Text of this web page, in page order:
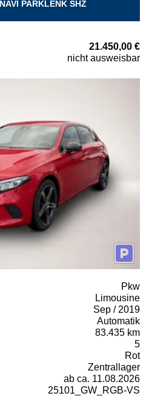
PARKLENK SHZ
21.450,00 €
nicht ausweisbar
Pkw
Limousine
Sep / 2019
Automatik
83.435 km
5
Rot
Zentrallager
ab ca. 11.08.2026
25101_GW_RGB-VS